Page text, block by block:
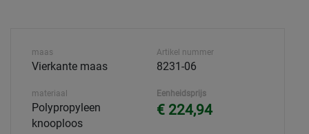
maas
Vierkante maas
materiaal
Polypropyleen
knooploos
Artikel nummer
8231-06
Eenheidsprijs
€ 224,94